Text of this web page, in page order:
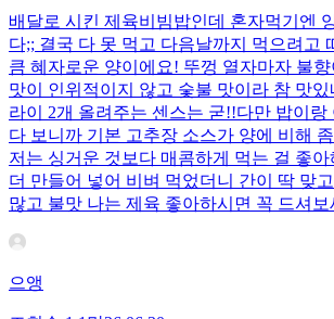
배달로 시킨 제육비빔밥인데 혼자먹기엔
다;; 결국 다 못 먹고 다음날까지 먹으려고
큼 혜자로운 양이에요! 뚜껑 열자마자 불향
맛이 인위적이지 않고 숯불 맛이라 참 맛
라이 2개 올려주는 센스는 굳!! ​다만 밥이
다 보니까 기본 고추장 소스가 양에 비해
저는 싱거운 것보다 매콤하게 먹는 걸 좋
더 만들어 넣어 비벼 먹었더니 간이 딱 맞
많고 불맛 나는 제육 좋아하시면 꼭 드셔
으앵